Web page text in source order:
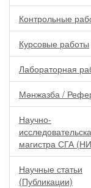
Контрольные
Курсовые работы
Лабораторная
Мәнжазба /
Научно-
магистра СГА
Научные статьи
(Публикации)